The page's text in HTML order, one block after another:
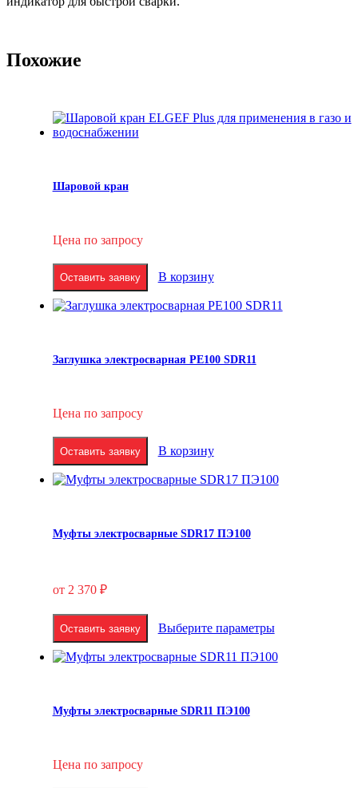
Похожие
Шаровой кран
Цена по запросу
Оставить заявку В корзину
Заглушка электросварная PE100 SDR11
Цена по запросу
Оставить заявку В корзину
Муфты электросварные SDR17 ПЭ100
от 2 370 ₽
Оставить заявку Выберите параметры
Муфты электросварные SDR11 ПЭ100
Цена по запросу